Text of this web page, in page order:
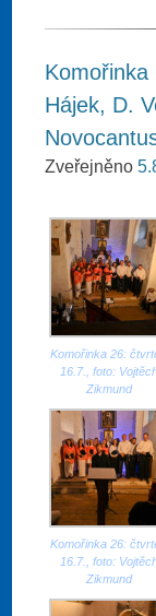
Hájek, D.
Zveřejněno
Komořinka 26:
16.7., foto:
Zikmund
Komořinka 26:
16.7., foto:
Zikmund